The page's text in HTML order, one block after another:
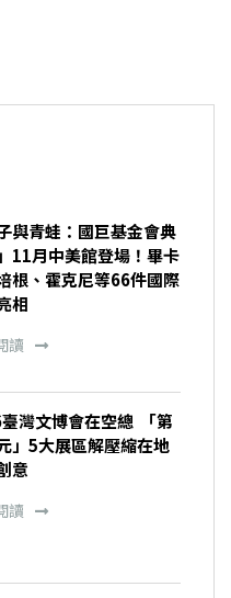
與青蛙：國巨基金會典
11月中美館登場！畢卡
根、霍克尼等66件國際
相
讀
灣文博會在空總 「第
」5大展區解壓縮在地
意
讀